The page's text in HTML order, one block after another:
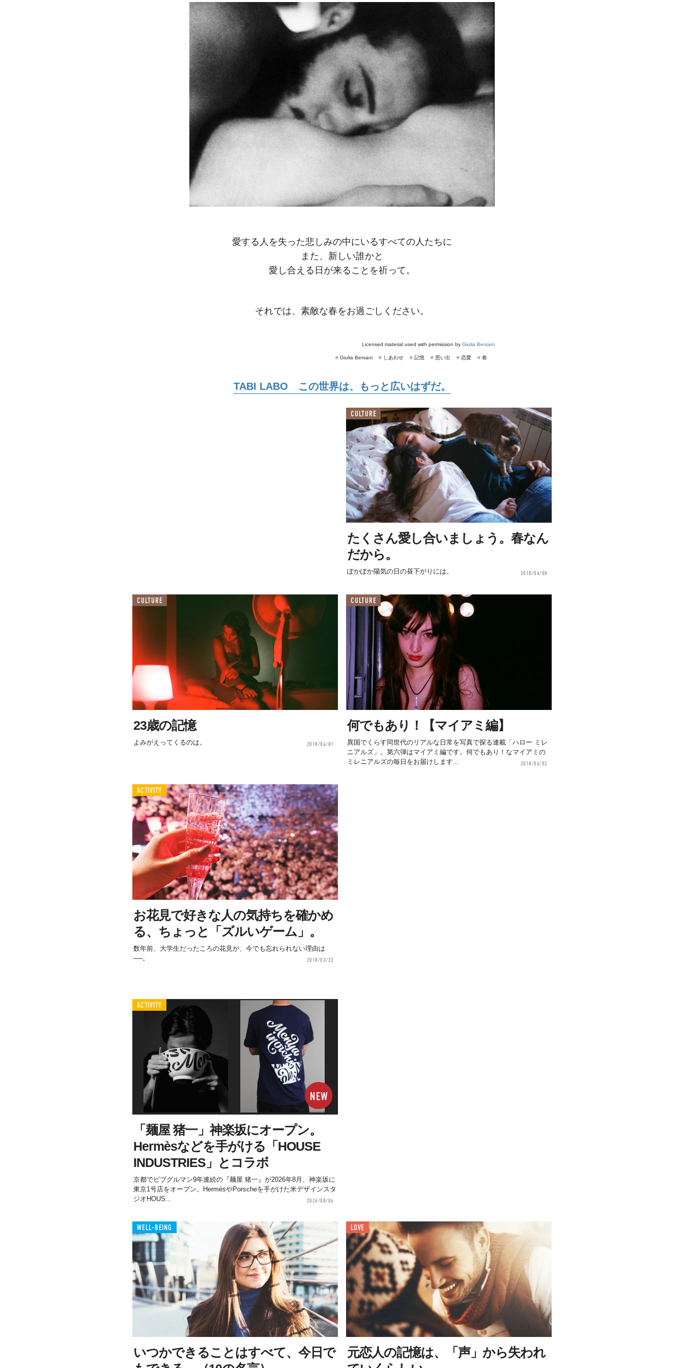
愛する人を失った悲しみの中にいるすべての人たちに
また、新しい誰かと
愛し合える日が来ることを祈って。
それでは、素敵な春をお過ごしください。
Licensed material used with permission by Giulia Bersani
# 春
# 恋愛
# 思い出
# 記憶
# しあわせ
# Giulia Bersani
TABI LABO この世界は、もっと広いはずだ。
CULTURE
たくさん愛し合いましょう。春なん
だから。
ぽかぽか陽気の日の昼下がりには。 2018/04/08
CULTURE
23歳の記憶
よみがえってくるのは。 2018/04/01
CULTURE
何でもあり！【マイアミ編】
異国でくらす同世代のリアルな日常を写真で探る連載「ハロー ミレ
ニアルズ」。第六弾はマイアミ編です。何でもあり！なマイアミの
ミレニアルズの毎日をお届けします...
2018/04/02
ACTIVITY
お花見で好きな人の気持ちを確かめ
る、ちょっと「ズルいゲーム」。
数年前、大学生だったころの花見が、今でも忘れられない理由は
──。
2018/03/23
ACTIVITY
「麺屋 猪一」神楽坂にオープン。
Hermèsなどを手がける「HOUSE
INDUSTRIES」とコラボ
京都でビブグルマン9年連続の『麺屋 猪一』が2026年8月、神楽坂に
東京1号店をオープン。HermèsやPorscheを手がけた米デザインスタ
ジオHOUS...
2026/08/06
WELL-BEING
いつかできることはすべて、今日で
LOVE
元恋人の記憶は、「声」から失われ